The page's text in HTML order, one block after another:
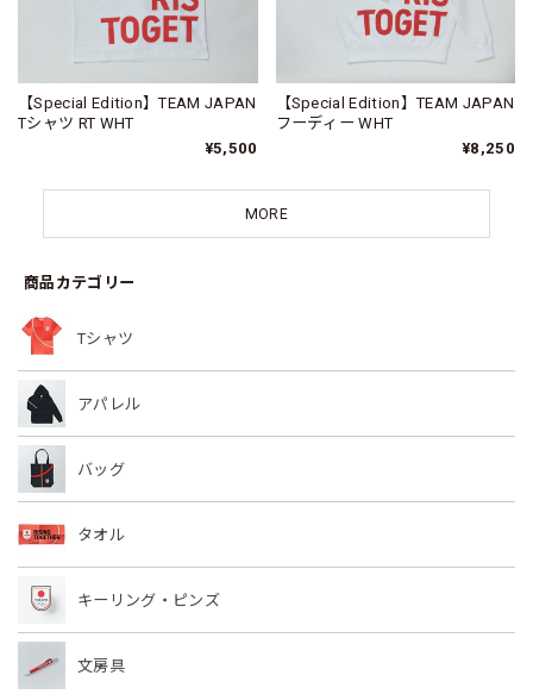
商品カテゴリー
Tシャツ
アパレル
バッグ
タオル
キーリング・ピンズ
文房具
【Special Edition】TEAM JAPAN
Tシャツ RT WHT
¥5,500
【Special Edition】TEAM JAPAN
フーディー WHT
¥8,250
MORE